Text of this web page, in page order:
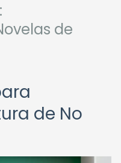
de
de No